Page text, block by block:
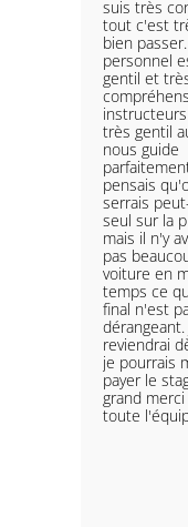
suis très
tout c'est
bien
personnel
gentil et
très gentil
nous guide
pensais
serrais
seul sur la
mais il n'y
pas
voiture en
temps ce
final n'est
dérangeant.
reviendrai
je pourrais
payer le
grand merci
toute